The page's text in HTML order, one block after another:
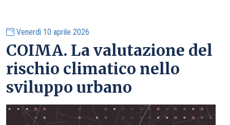
Venerdì 10 aprile 2026
COIMA. La valutazione del
rischio climatico nello
sviluppo urbano